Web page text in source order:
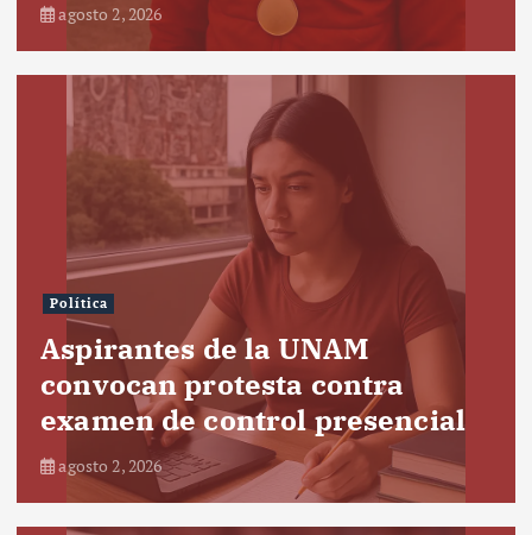
agosto 2, 2026
Política
Aspirantes de la UNAM
convocan protesta contra
examen de control presencial
agosto 2, 2026